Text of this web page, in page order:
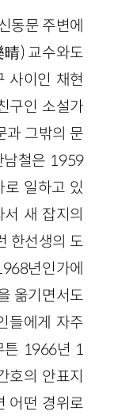
동문 주변에
晴) 교수와도
사이인 채현
구인 소설가
과 그밖의 문
남철은 1959
로 일하고 있
새 잡지의
한선생의 도
년인가에
옮기면서도
들에게 자주
튼 1966년 1
호의 안표지
어떤 경위로